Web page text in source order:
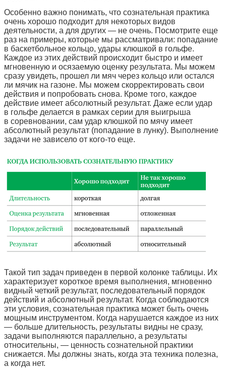
Особенно важно понимать, что сознательная практика
очень хорошо подходит для некоторых видов
деятельности, а для других — не очень. Посмотрите еще
раз на примеры, которые мы рассматривали: попадание
в баскетбольное кольцо, удары клюшкой в гольфе.
Каждое из этих действий происходит быстро и имеет
мгновенную и осязаемую оценку результата. Мы можем
сразу увидеть, прошел ли мяч через кольцо или остался
ли мячик на газоне. Мы можем скорректировать свои
действия и попробовать снова. Кроме того, каждое
действие имеет абсолютный результат. Даже если удар
в гольфе делается в рамках серии для выигрыша
в соревновании, сам удар клюшкой по мячу имеет
абсолютный результат (попадание в лунку). Выполнение
задачи не зависело от кого-то еще.
Такой тип задач приведен в первой колонке таблицы. Их
характеризует короткое время выполнения, мгновенно
видный четкий результат, последовательный порядок
действий и абсолютный результат. Когда соблюдаются
эти условия, сознательная практика может быть очень
мощным инструментом. Когда нарушается каждое из них
— больше длительность, результаты видны не сразу,
задачи выполняются параллельно, а результаты
относительны, — ценность сознательной практики
снижается. Мы должны знать, когда эта техника полезна,
а когда нет.